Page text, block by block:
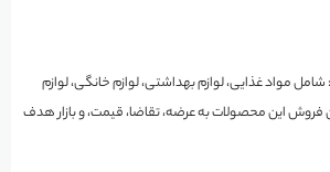
: شامل مواد غذایی، لوازم بهداشتی، لوازم خانگی، لوازم
فروش این محصولات به عرضه، تقاضا، قیمت، و بازار هدف